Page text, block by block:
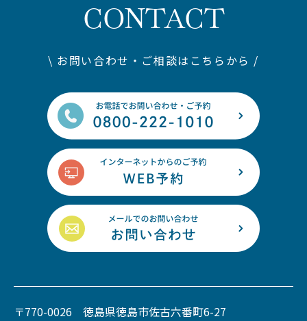
CONTACT
\ お問い合わせ・ご相談はこちらから /
〒770-0026 徳島県徳島市佐古六番町6-27